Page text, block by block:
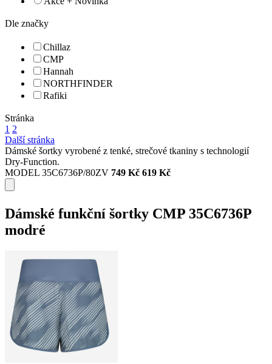
Dle značky
Chillaz
CMP
Hannah
NORTHFINDER
Rafiki
Stránka
1 2
Další stránka
Dámské šortky vyrobené z tenké, strečové tkaniny s technologií
Dry-Function.
MODEL 35C6736P/80ZV 749 Kč 619 Kč
Dámské funkční šortky CMP 35C6736P
modré